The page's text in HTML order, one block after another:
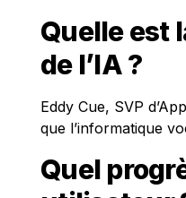
Quelle est
de l’IA ?
Eddy Cue, SVP
que l’informatique
Quel